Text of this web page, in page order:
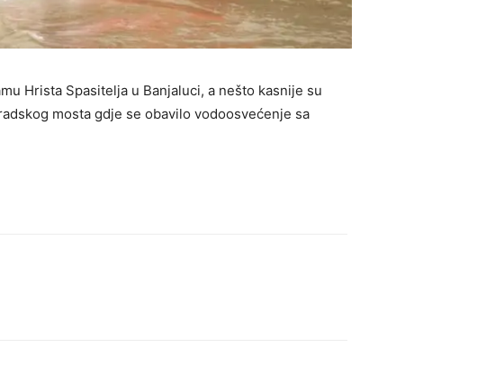
Hrista Spasitelja u Banjaluci, a nešto kasnije su
mosta gdje se obavilo vodoosvećenje sa